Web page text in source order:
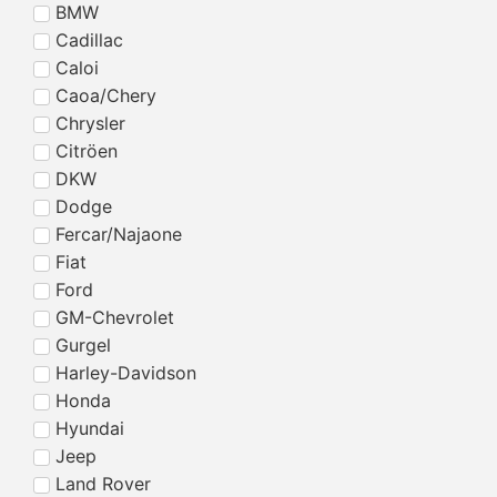
BMW
Cadillac
Caloi
Caoa/Chery
Chrysler
Citröen
DKW
Dodge
Fercar/Najaone
Fiat
Ford
GM-Chevrolet
Gurgel
Harley-Davidson
Honda
Hyundai
Jeep
Land Rover